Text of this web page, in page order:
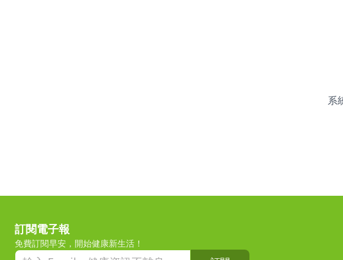
系
訂閱電子報
免費訂閱早安，開始健康新生活！